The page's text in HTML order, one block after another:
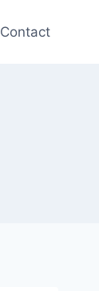
Contact